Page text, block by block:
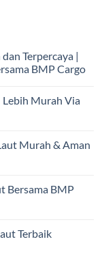
Terpercaya |
BMP Cargo
Murah Via
Murah & Aman
Bersama BMP
Terbaik